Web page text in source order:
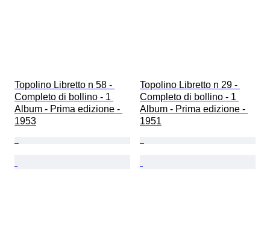
Topolino Libretto n 58 -
Completo di bollino - 1
Album - Prima edizione -
1953
Topolino Libretto n 29 -
Completo di bollino - 1
Album - Prima edizione -
1951